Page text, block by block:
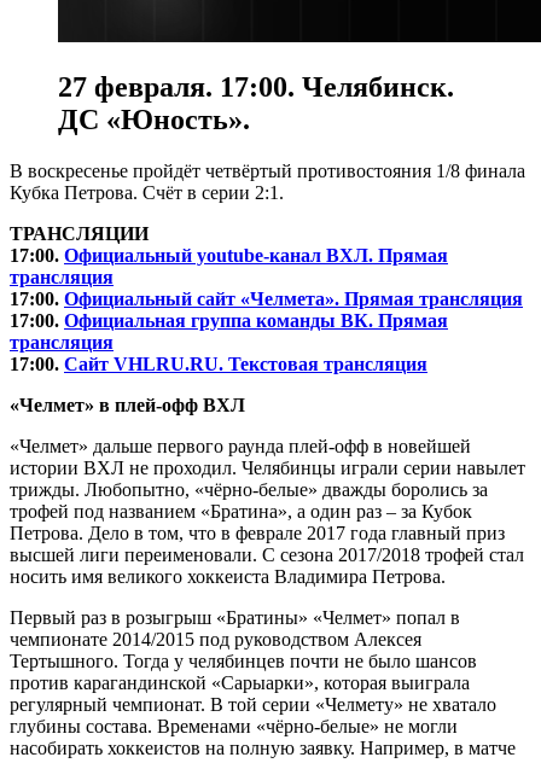
27 февраля. 17:00. Челябинск.
ДС «Юность».
В воскресенье пройдёт четвёртый противостояния 1/8 финала
Кубка Петрова. Счёт в серии 2:1.
ТРАНСЛЯЦИИ
17:00. Официальный youtube-канал ВХЛ. Прямая
трансляция
17:00. Официальный сайт «Челмета». Прямая трансляция
17:00. Официальная группа команды ВК. Прямая
трансляция
17:00. Сайт VHLRU.RU. Текстовая трансляция
«Челмет» в плей-офф ВХЛ
«Челмет» дальше первого раунда плей-офф в новейшей
истории ВХЛ не проходил. Челябинцы играли серии навылет
трижды. Любопытно, «чёрно-белые» дважды боролись за
трофей под названием «Братина», а один раз – за Кубок
Петрова. Дело в том, что в феврале 2017 года главный приз
высшей лиги переименовали. С сезона 2017/2018 трофей стал
носить имя великого хоккеиста Владимира Петрова.
Первый раз в розыгрыш «Братины» «Челмет» попал в
чемпионате 2014/2015 под руководством Алексея
Тертышного. Тогда у челябинцев почти не было шансов
против карагандинской «Сарыарки», которая выиграла
регулярный чемпионат. В той серии «Челмету» не хватало
глубины состава. Временами «чёрно-белые» не могли
насобирать хоккеистов на полную заявку. Например, в матче